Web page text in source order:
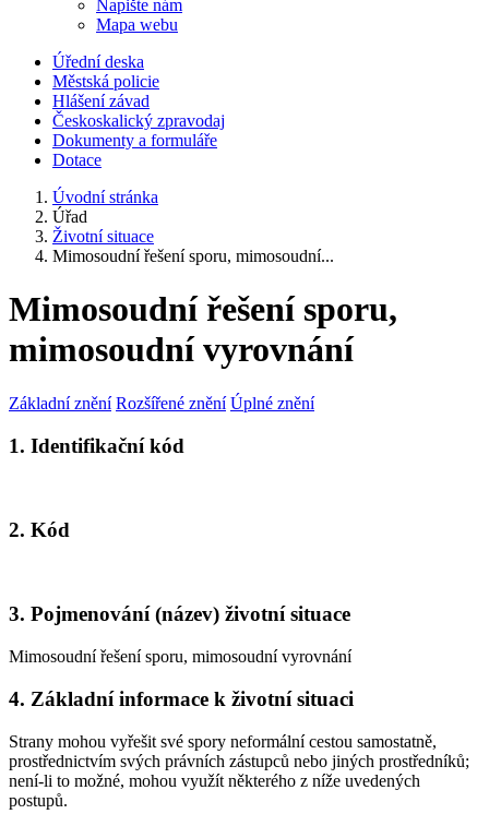
Napište nám
Mapa webu
Úřední deska
Městská policie
Hlášení závad
Českoskalický zpravodaj
Dokumenty a formuláře
Dotace
Úvodní stránka
Úřad
Životní situace
Mimosoudní řešení sporu, mimosoudní...
Mimosoudní řešení sporu,
mimosoudní vyrovnání
Základní znění Rozšířené znění Úplné znění
1. Identifikační kód
2. Kód
3. Pojmenování (název) životní situace
Mimosoudní řešení sporu, mimosoudní vyrovnání
4. Základní informace k životní situaci
Strany mohou vyřešit své spory neformální cestou samostatně,
prostřednictvím svých právních zástupců nebo jiných prostředníků;
není-li to možné, mohou využít některého z níže uvedených
postupů.